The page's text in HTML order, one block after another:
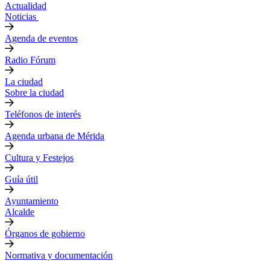
Actualidad
Noticias
Agenda de eventos
Radio Fórum
La ciudad
Sobre la ciudad
Teléfonos de interés
Agenda urbana de Mérida
Cultura y Festejos
Guía útil
Ayuntamiento
Alcalde
Órganos de gobierno
Normativa y documentación